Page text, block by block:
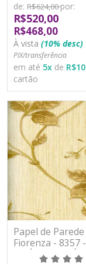
de: R$624,00por:
R$520,00
R$468,00
À vista (10% desc)
PIX/transferência
em até 5x de
cartão
Papel de Parede
Fiorenza - 8357 -
VINÍLICO